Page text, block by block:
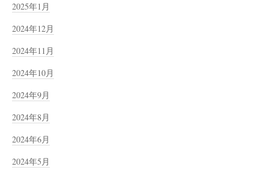
2025年1月
2024年12月
2024年11月
2024年10月
2024年9月
2024年8月
2024年6月
2024年5月